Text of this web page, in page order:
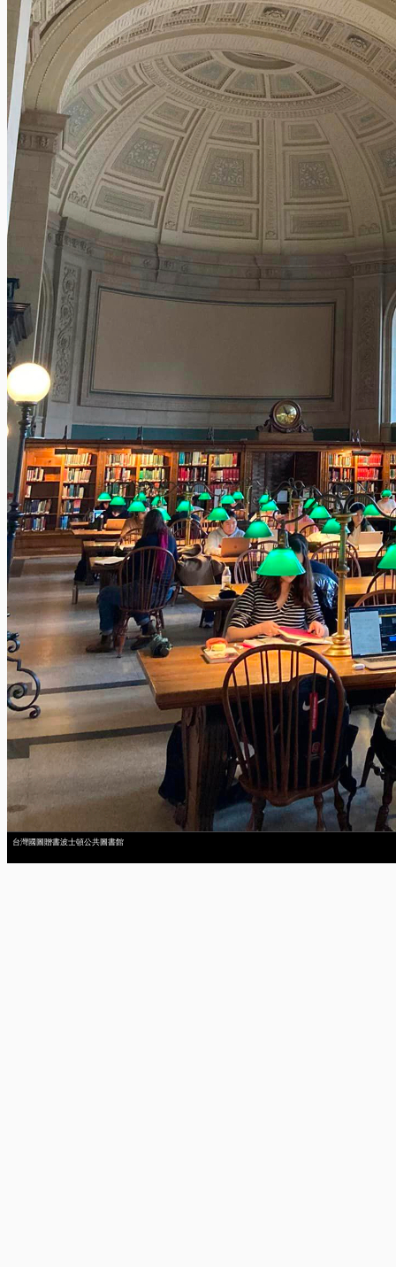
台灣國圖贈書波士頓公共圖書館